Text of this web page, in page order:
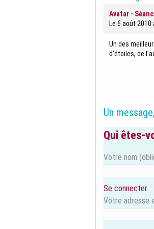
Avatar -
Le 6 août 2010
Un des
d’étoiles, de
Un
Qui êtes-
Votre nom
Se connecter
Votre adresse